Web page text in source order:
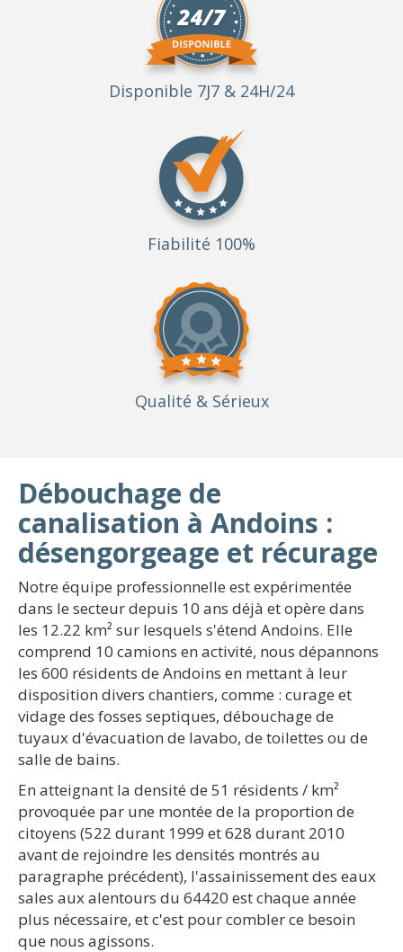
Disponible 7J7 & 24H/24
Fiabilité 100%
Qualité & Sérieux
Débouchage de
canalisation à Andoins :
désengorgeage et récurage
Notre équipe professionnelle est expérimentée
dans le secteur depuis 10 ans déjà et opère dans
les 12.22 km² sur lesquels s'étend Andoins. Elle
comprend 10 camions en activité, nous dépannons
les 600 résidents de Andoins en mettant à leur
disposition divers chantiers, comme : curage et
vidage des fosses septiques, débouchage de
tuyaux d'évacuation de lavabo, de toilettes ou de
salle de bains.
En atteignant la densité de 51 résidents / km²
provoquée par une montée de la proportion de
citoyens (522 durant 1999 et 628 durant 2010
avant de rejoindre les densités montrés au
paragraphe précédent), l'assainissement des eaux
sales aux alentours du 64420 est chaque année
plus nécessaire, et c'est pour combler ce besoin
que nous agissons.